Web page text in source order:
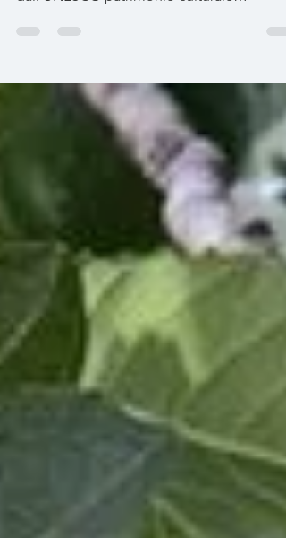
dall’UNESCO patrimonio culturale
immateriale dell’umanità, la...